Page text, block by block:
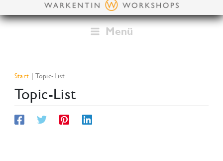
Inhalt
Menü
Start Topic-List
Topic-List